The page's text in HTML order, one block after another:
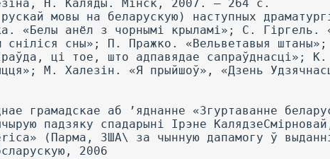
Н. Каляды. Мінск, 2007. — 264 с.
мовы на беларускую) наступных
«Белы анёл з чорнымі крыламі»; С. Гіргель.
сны»; П. Пражко. «Вельветавыя
ці тое, што адпавядае сапраўднасці»;
М. Халезін. «Я прыйшоў», «Дзень
грамадскае аб ’яднанне «Згуртаванне
падзяку спадарыні Ірэне
(Парма, ЗША\ за чынную дапамогу ў
2006